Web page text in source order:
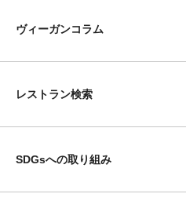
ヴィーガンコラム
レストラン検索
SDGsへの取り組み